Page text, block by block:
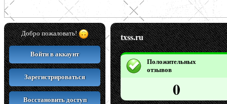
Добро пожаловать!
Войти в аккаунт
Зарегистрироваться
Восстановить доступ
txss.ru
Положительных
отзывов
0